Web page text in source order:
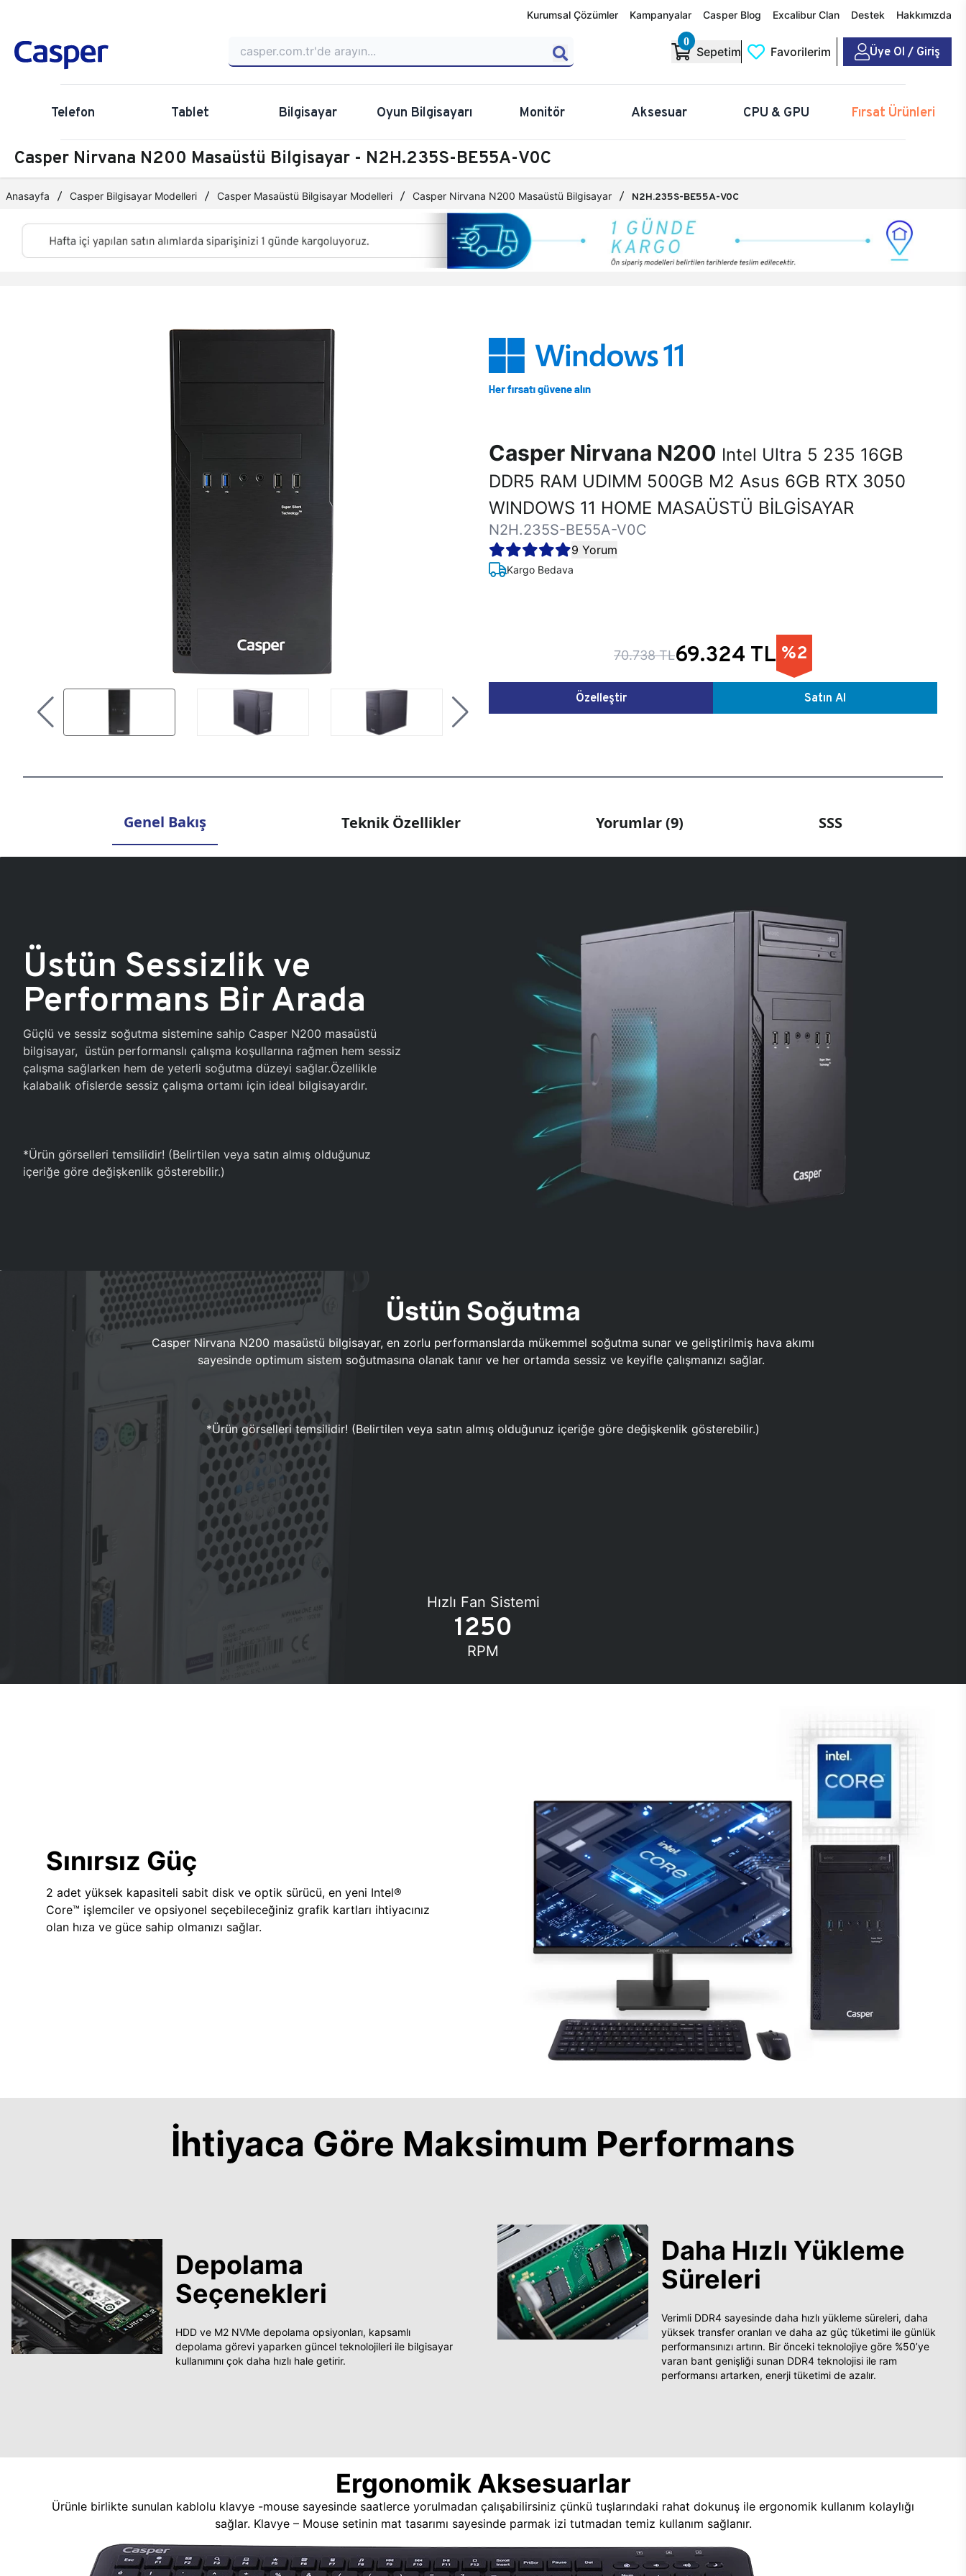
Kurumsal Çözümler Kampanyalar Casper Blog Excalibur Clan Destek Hakkımızda
0
Sepetim Favorilerim Üye Ol / Giriş
Telefon Tablet Bilgisayar Oyun Bilgisayarı Monitör Aksesuar CPU & GPU Fırsat Ürünleri
Casper Nirvana N200 Masaüstü Bilgisayar - N2H.235S-BE55A-V0C
Anasayfa Casper Bilgisayar Modelleri Casper Masaüstü Bilgisayar Modelleri Casper Nirvana N200 Masaüstü Bilgisayar N2H.235S-BE55A-V0C
Casper Nirvana N200 Intel Ultra 5 235 16GB
DDR5 RAM UDIMM 500GB M2 Asus 6GB RTX 3050
WINDOWS 11 HOME MASAÜSTÜ BİLGİSAYAR
N2H.235S-BE55A-V0C
9 Yorum
Kargo Bedava
70.738 TL69.324 TL %2
Özelleştir Satın Al
Genel Bakış Teknik Özellikler Yorumlar (9) SSS
Üstün Sessizlik ve
Performans Bir Arada
Güçlü ve sessiz soğutma sistemine sahip Casper N200 masaüstü
bilgisayar, üstün performanslı çalışma koşullarına rağmen hem sessiz
çalışma sağlarken hem de yeterli soğutma düzeyi sağlar.Özellikle
kalabalık ofislerde sessiz çalışma ortamı için ideal bilgisayardır.
*Ürün görselleri temsilidir! (Belirtilen veya satın almış olduğunuz
içeriğe göre değişkenlik gösterebilir.)
Üstün Soğutma
Casper Nirvana N200 masaüstü bilgisayar, en zorlu performanslarda mükemmel soğutma sunar ve geliştirilmiş hava akımı
sayesinde optimum sistem soğutmasına olanak tanır ve her ortamda sessiz ve keyifle çalışmanızı sağlar.
*Ürün görselleri temsilidir! (Belirtilen veya satın almış olduğunuz içeriğe göre değişkenlik gösterebilir.)
Hızlı Fan Sistemi
1250
RPM
Sınırsız Güç
2 adet yüksek kapasiteli sabit disk ve optik sürücü, en yeni Intel®
Core™ işlemciler ve opsiyonel seçebileceğiniz grafik kartları ihtiyacınız
olan hıza ve güce sahip olmanızı sağlar.
İhtiyaca Göre Maksimum Performans
Depolama
Seçenekleri
HDD ve M2 NVMe depolama opsiyonları, kapsamlı
depolama görevi yaparken güncel teknolojileri ile bilgisayar
kullanımını çok daha hızlı hale getirir.
Daha Hızlı Yükleme
Süreleri
Verimli DDR4 sayesinde daha hızlı yükleme süreleri, daha
yüksek transfer oranları ve daha az güç tüketimi ile günlük
performansınızı artırın. Bir önceki teknolojiye göre %50’ye
varan bant genişliği sunan DDR4 teknolojisi ile ram
performansı artarken, enerji tüketimi de azalır.
Ergonomik Aksesuarlar
Ürünle birlikte sunulan kablolu klavye -mouse sayesinde saatlerce yorulmadan çalışabilirsiniz çünkü tuşlarındaki rahat dokunuş ile ergonomik kullanım kolaylığı
sağlar. Klavye – Mouse setinin mat tasarımı sayesinde parmak izi tutmadan temiz kullanım sağlanır.